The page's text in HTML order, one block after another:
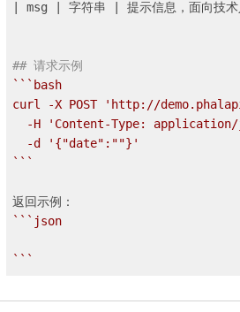
| msg |
字符串 | 提示信息，面向技
## 请求示例
`` `bash
curl -X POST 'http://
-H 'Content-Type:
  -d '{"date":""}'
` ``
`` `json
` ``